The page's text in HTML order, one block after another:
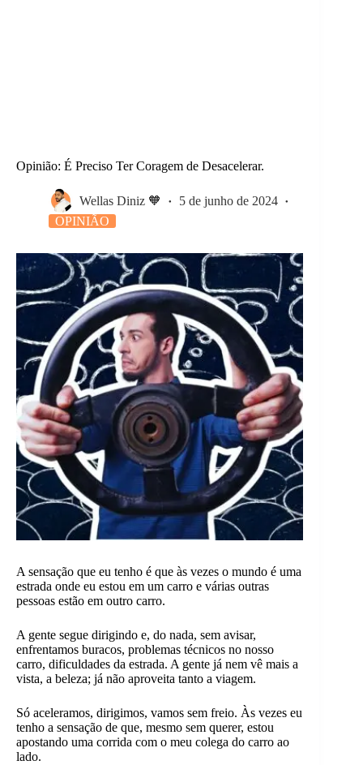
Opinião: É Preciso Ter Coragem de Desacelerar.
Wellas Diniz 🧡
5 de junho de 2024
OPINIÃO
A sensação que eu tenho é que às vezes o mundo é uma
estrada onde eu estou em um carro e várias outras
pessoas estão em outro carro.
A gente segue dirigindo e, do nada, sem avisar,
enfrentamos buracos, problemas técnicos no nosso
carro, dificuldades da estrada. A gente já nem vê mais a
vista, a beleza; já não aproveita tanto a viagem.
Só aceleramos, dirigimos, vamos sem freio. Às vezes eu
tenho a sensação de que, mesmo sem querer, estou
apostando uma corrida com o meu colega do carro ao
lado.